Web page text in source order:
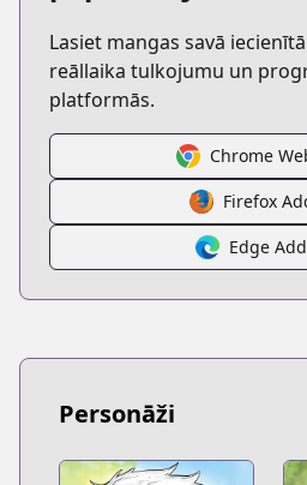
Lasiet mangas savā
reāllaika tulkojumu un
platformās.
Chrome
Firefox
Edge
Personāži